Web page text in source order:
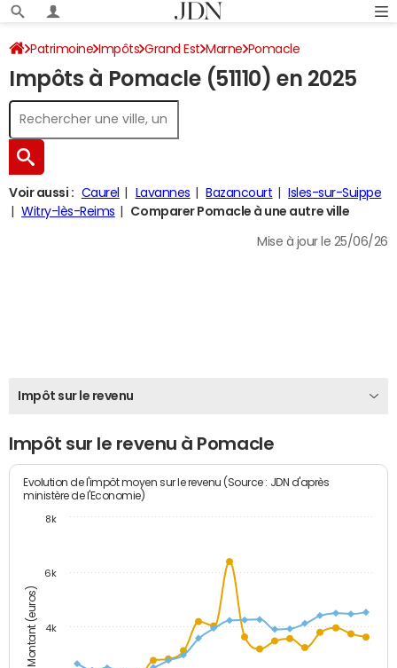
Patrimoine Impôts Grand Est Marne Pomacle
Impôt sur le revenu
Impôts à Pomacle (51110) en 2025
Voir aussi : Caurel Lavannes Bazancourt
Isles-sur-Suippe
Witry-lès-Reims
Comparer Pomacle à une autre ville
Mise à jour le 25/06/26
Impôt sur le revenu
Impôt sur le revenu à Pomacle
Montant (euros)
Evolution de l'impôt moyen sur le revenu (Source : JDN d'après
ministère de l'Economie)
4k
6k
8k